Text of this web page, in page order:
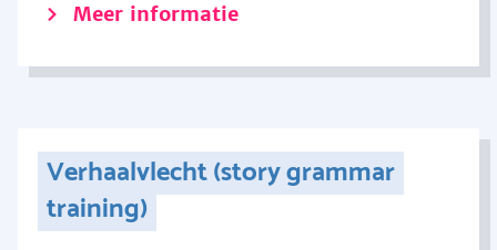
Meer informatie
Verhaalvlecht (story grammar
training)